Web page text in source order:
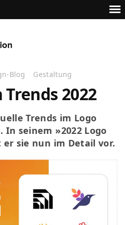
Blog Gestaltung
2022
Trends im Logo
seinem »2022 Logo
sie nun im Detail vor.